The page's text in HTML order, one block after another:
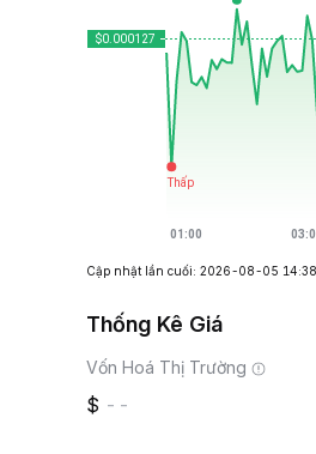
Cập nhật lần cuối: 2026-08-05
Thống Kê Giá
Vốn Hoá Thị Trường
--